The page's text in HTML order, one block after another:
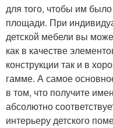
для того, чтобы им
площади. При
детской мебели вы
как в качестве
конструкции так и в
гамме. А самое
в том, что получите
абсолютно
интерьеру детского